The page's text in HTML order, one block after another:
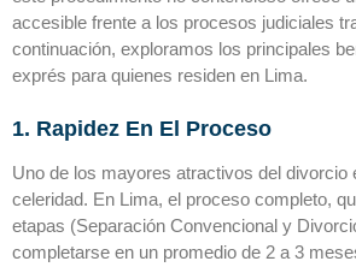
accesible frente a los procesos judiciales
continuación, exploramos los principales
exprés para quienes residen en Lima.
1. Rapidez En El Proceso
Uno de los mayores atractivos del divorcio
celeridad. En Lima, el proceso completo,
etapas (Separación Convencional y
completarse en un promedio de 2 a 3